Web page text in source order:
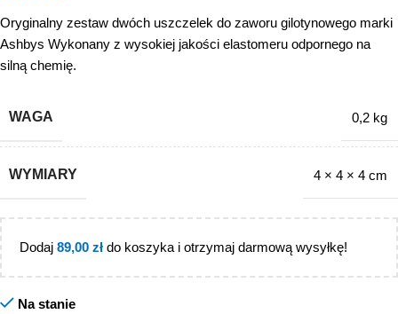
Oryginalny zestaw dwóch uszczelek do zaworu gilotynowego marki
Ashbys Wykonany z wysokiej jakości elastomeru odpornego na
silną chemię.
WAGA 0,2 kg
WYMIARY 4 × 4 × 4 cm
Dodaj 89,00 zł do koszyka i otrzymaj darmową wysyłkę!
Na stanie